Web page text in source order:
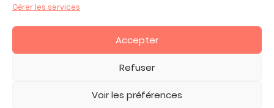
Gérer les services
Accepter
Refuser
Voir les préférences
Promos jeux de loisirs créatifs
Plan du site
Contact
CGV